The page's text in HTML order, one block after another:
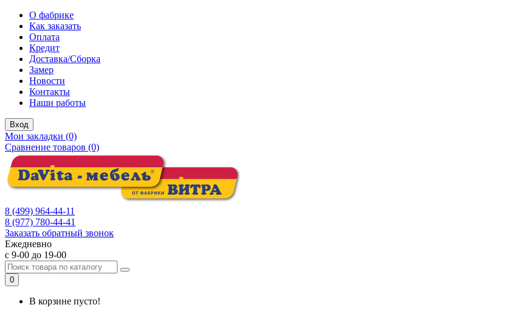
О фабрике
Как заказать
Оплата
Кредит
Доставка/Сборка
Замер
Новости
Контакты
Наши работы
Вход
Мои закладки (0)
Сравнение товаров (0)
8 (499) 964-44-11
8 (977) 780-44-41
Заказать обратный звонок
Ежедневно
с 9-00 до 19-00
0
В корзине пусто!